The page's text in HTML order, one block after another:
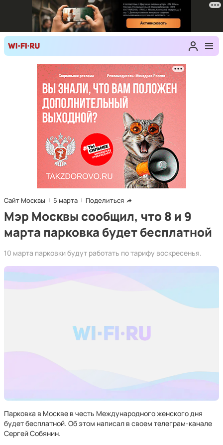
Сайт Москвы 5 марта Поделиться
Мэр Москвы сообщил, что 8 и 9
марта парковка будет бесплатной
10 марта парковки будут работать по тарифу воскресенья.
Парковка в Москве в честь Международного женского дня
будет бесплатной. Об этом написал в своем телеграм-канале
Сергей Собянин.